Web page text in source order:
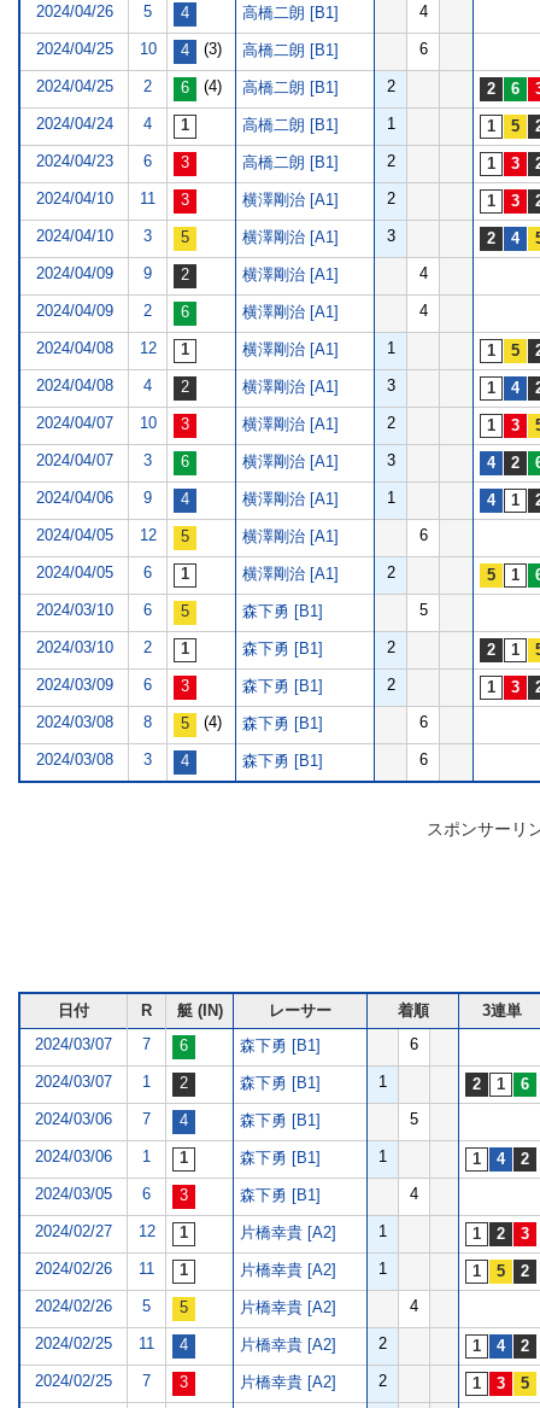
2024/04/26 5 高橋二朗 [B1] 4
2024/04/25 10 (3) 高橋二朗 [B1] 6
2024/04/25 2 (4) 高橋二朗 [B1] 2
2024/04/24 4 高橋二朗 [B1] 1
2024/04/23 6 高橋二朗 [B1] 2
2024/04/10 11 横澤剛治 [A1] 2
2024/04/10 3 横澤剛治 [A1] 3
2024/04/09 9 横澤剛治 [A1] 4
2024/04/09 2 横澤剛治 [A1] 4
2024/04/08 12 横澤剛治 [A1] 1
2024/04/08 4 横澤剛治 [A1] 3
2024/04/07 10 横澤剛治 [A1] 2
2024/04/07 3 横澤剛治 [A1] 3
2024/04/06 9 横澤剛治 [A1] 1
2024/04/05 12 横澤剛治 [A1] 6
2024/04/05 6 横澤剛治 [A1] 2
2024/03/10 6 森下勇 [B1] 5
2024/03/10 2 森下勇 [B1] 2
2024/03/09 6 森下勇 [B1] 2
2024/03/08 8 (4) 森下勇 [B1] 6
2024/03/08 3 森下勇 [B1] 6
スポンサーリ
日付 R 艇 (IN) レーサー 着順
3連単
2024/03/07
7 森下勇 [B1] 6
2024/03/07 1 森下勇 [B1] 1
2024/03/06 7 森下勇 [B1] 5
2024/03/06 1 森下勇 [B1] 1
2024/03/05 6 森下勇 [B1] 4
2024/02/27 12 片橋幸貴 [A2] 1
2024/02/26 11 片橋幸貴 [A2] 1
2024/02/26 5 片橋幸貴 [A2] 4
2024/02/25 11 片橋幸貴 [A2] 2
2024/02/25 7 片橋幸貴 [A2] 2